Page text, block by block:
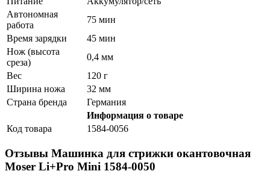
Автономная
работа
75 мин
Время зарядки
45 мин
Нож (высота
среза)
0,4 мм
Вес
120 г
Ширина ножа
32 мм
Страна бренда
Германия
Информация о товаре
Код товара
1584-0056
Отзывы Машинка для стрижки окантовочная
Moser Li+Pro Mini 1584-0050